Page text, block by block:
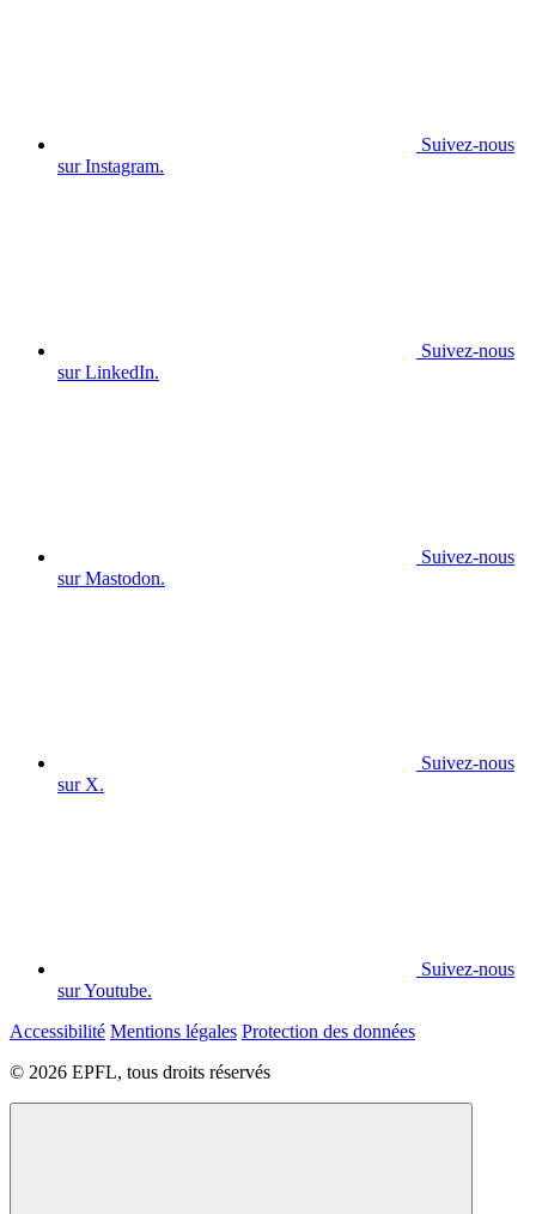
Suivez-nous
sur Instagram.
Suivez-nous
sur LinkedIn.
Suivez-nous
sur Mastodon.
Suivez-nous
sur X.
Suivez-nous
sur Youtube.
Accessibilité Mentions légales Protection des données
© 2026 EPFL, tous droits réservés